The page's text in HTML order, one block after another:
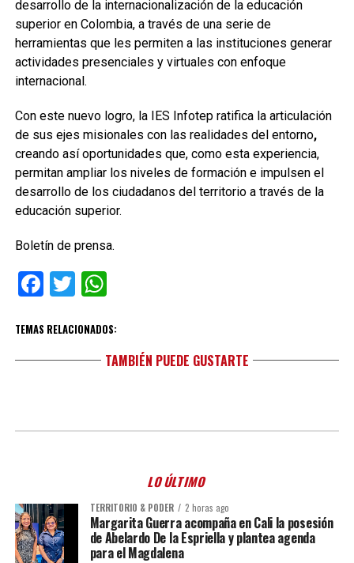
desarrollo de la internacionalización de la educación
superior en Colombia, a través de una serie de
herramientas que les permiten a las instituciones generar
actividades presenciales y virtuales con enfoque
internacional.
Con este nuevo logro, la IES Infotep ratifica la articulación
de sus ejes misionales con las realidades del entorno,
creando así oportunidades que, como esta experiencia,
permitan ampliar los niveles de formación e impulsen el
desarrollo de los ciudadanos del territorio a través de la
educación superior.
Boletín de prensa.
Facebook
TwitterWhatsApp
TEMAS RELACIONADOS:
TAMBIÉN PUEDE GUSTARTE
LO ÚLTIMO
TERRITORIO & PODER 2 horas ago
Margarita Guerra acompaña en Cali la posesión
de Abelardo De la Espriella y plantea agenda
para el Magdalena